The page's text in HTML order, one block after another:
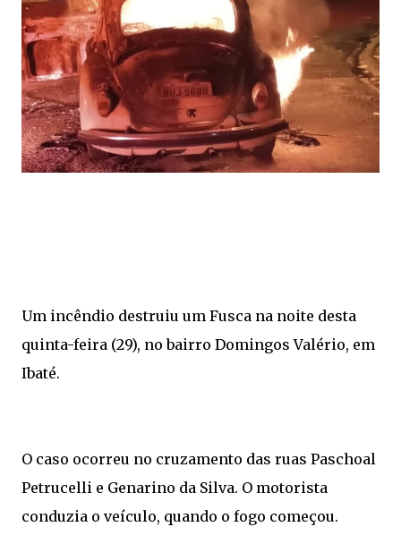
Um incêndio destruiu um Fusca na noite desta
quinta-feira (29), no bairro Domingos Valério, em
Ibaté.
O caso ocorreu no cruzamento das ruas Paschoal
Petrucelli e Genarino da Silva. O motorista
conduzia o veículo, quando o fogo começou.